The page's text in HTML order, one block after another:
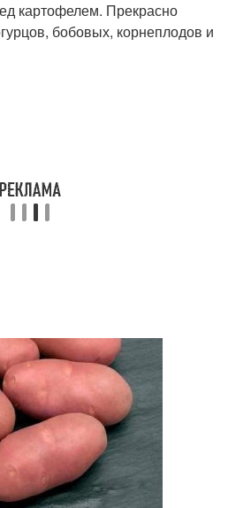
картофелем. Прекрасно
бобовых, корнеплодов и